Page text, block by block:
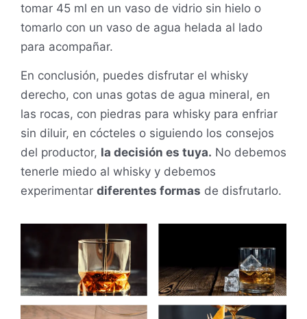
tomar 45 ml en un vaso de vidrio sin hielo o
tomarlo con un vaso de agua helada al lado
para acompañar.
En conclusión, puedes disfrutar el whisky
derecho, con unas gotas de agua mineral, en
las rocas, con piedras para whisky para enfriar
sin diluir, en cócteles o siguiendo los consejos
del productor, la decisión es tuya. No debemos
tenerle miedo al whisky y debemos
experimentar diferentes formas de disfrutarlo.